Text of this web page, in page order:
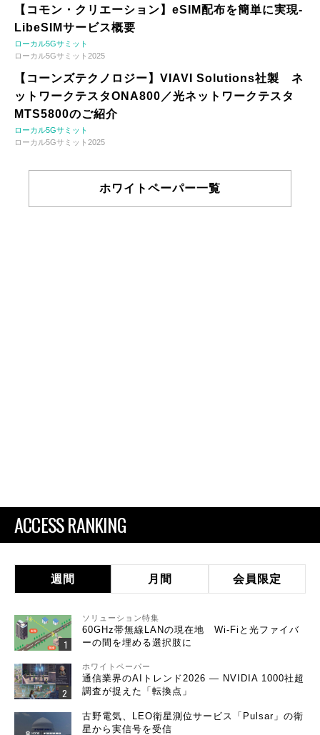
【コモン・クリエーション】eSIM配布を簡単に実現-
LibeSIMサービス概要
ローカル5Gサミット
ローカル5Gサミット2025
【コーンズテクノロジー】VIAVI Solutions社製 ネ
ットワークテスタONA800／光ネットワークテスタ
MTS5800のご紹介
ローカル5Gサミット
ローカル5Gサミット2025
ホワイトペーパー一覧
ACCESS RANKING
週間 月間 会員限定
ソリューション特集
60GHz帯無線LANの現在地 Wi-Fiと光ファイバ
ーの間を埋める選択肢に
ホワイトペーパー
通信業界のAIトレンド2026 ― NVIDIA 1000社超
調査が捉えた「転換点」
古野電気、LEO衛星測位サービス「Pulsar」の衛
星から実信号を受信